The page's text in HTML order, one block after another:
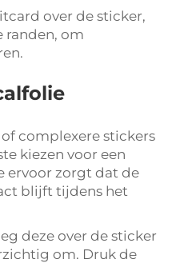
over de sticker,
randen, om
complexere stickers
kiezen voor een
ervoor zorgt dat de
blijft tijdens het
deze over de sticker
om. Druk de